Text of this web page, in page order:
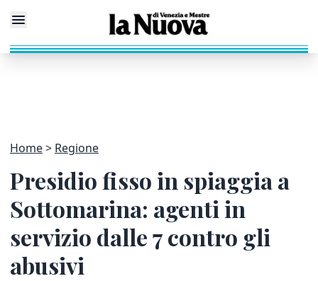
Home Regione
Presidio fisso in spiaggia a
Sottomarina: agenti in
servizio dalle 7 contro gli
abusivi